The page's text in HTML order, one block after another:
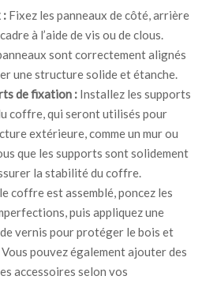
: Fixez les panneaux de côté, arrière
à l’aide de vis ou de clous.
sont correctement alignés
une structure solide et étanche.
de fixation : Installez les supports
coffre, qui seront utilisés pour
extérieure, comme un mur ou
que les supports sont solidement
la stabilité du coffre.
coffre est assemblé, poncez les
puis appliquez une
vernis pour protéger le bois et
pouvez également ajouter des
accessoires selon vos